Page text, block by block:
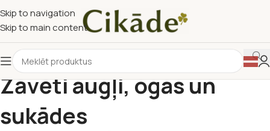
Skip to navigation
Skip to main content
Žāvēti augļi, ogas un
sukādes